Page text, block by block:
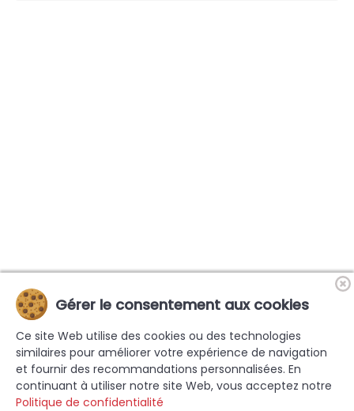
Gérer le consentement aux cookies
Ce site Web utilise des cookies ou des technologies
similaires pour améliorer votre expérience de navigation
et fournir des recommandations personnalisées. En
continuant à utiliser notre site Web, vous acceptez notre
Politique de confidentialité